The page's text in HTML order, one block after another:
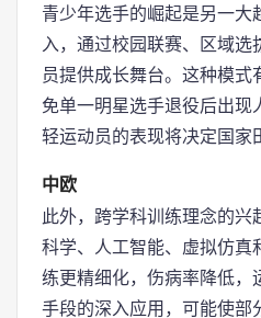
青少年选手的崛起是另一大
入，通过校园联赛、区域
员提供成长舞台。这种模
免单一明星选手退役后出
轻运动员的表现将决定国家
中欧
此外，跨学科训练理念的
科学、人工智能、虚拟仿真
练更精细化，伤病率降低，
手段的深入应用，可能使部